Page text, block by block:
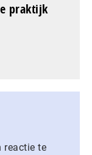
praktijk
reactie te